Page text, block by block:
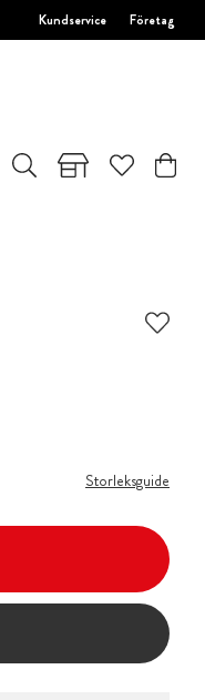
Kundservice Företag
Storleksguide